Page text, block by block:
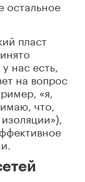
остальное
пласт
нас есть,
на вопрос
«я,
что,